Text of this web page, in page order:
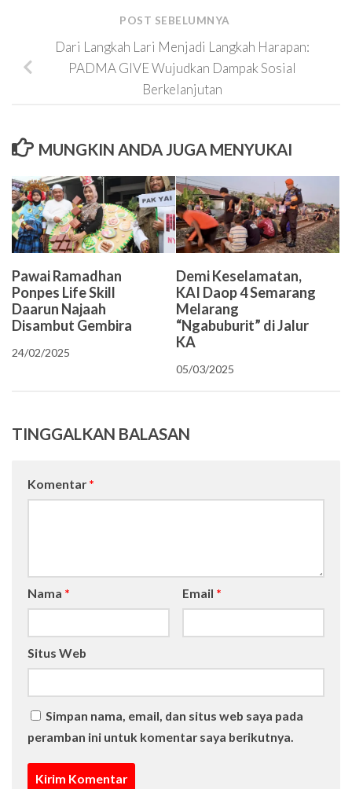
POST SEBELUMNYA
Dari Langkah Lari Menjadi Langkah Harapan:
PADMA GIVE Wujudkan Dampak Sosial
Berkelanjutan
MUNGKIN ANDA JUGA MENYUKAI
Pawai Ramadhan
Ponpes Life Skill
Daarun Najaah
Disambut Gembira
24/02/2025
Demi Keselamatan,
KAI Daop 4 Semarang
Melarang
“Ngabuburit” di Jalur
KA
05/03/2025
TINGGALKAN BALASAN
Komentar *
Nama * Email *
Situs Web
Simpan nama, email, dan situs web saya pada
peramban ini untuk komentar saya berikutnya.